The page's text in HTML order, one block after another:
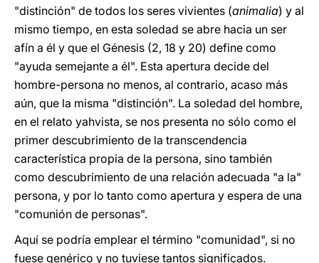
"distinción" de todos los seres vivientes (animalia) y al
mismo tiempo, en esta soledad se abre hacia un ser
afín a él y que el Génesis (2, 18 y 20) define como
"ayuda semejante a él". Esta apertura decide del
hombre-persona no menos, al contrario, acaso más
aún, que la misma "distinción". La soledad del hombre,
en el relato yahvista, se nos presenta no sólo como el
primer descubrimiento de la transcendencia
característica propia de la persona, sino también
como descubrimiento de una relación adecuada "a la"
persona, y por lo tanto como apertura y espera de una
"comunión de personas".
Aquí se podría emplear el término "comunidad", si no
fuese genérico y no tuviese tantos significados.